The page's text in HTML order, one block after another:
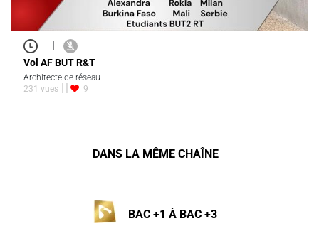
|
Vol AF BUT R&T
Architecte de réseau
231 vues
9
DANS LA MÊME CHAÎNE
BAC +1 À BAC +3